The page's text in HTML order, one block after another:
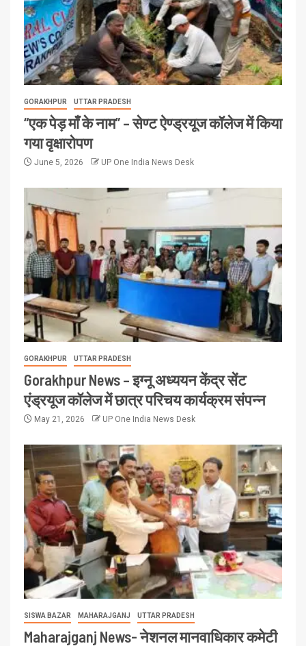
GORAKHPUR UTTAR PRADESH
“एक पेड़ माँ के नाम” – सेण्ट ऐण्ड्रयूज कॉलेज में किया
गया वृक्षारोपण
June 5, 2026 UP One India News Desk
GORAKHPUR UTTAR PRADESH
Gorakhpur News – इग्नू अध्ययन केंद्र सेंट
एंड्रयूज कॉलेज में छात्र परिचय कार्यक्रम संपन्न
May 21, 2026 UP One India News Desk
SISWA BAZAR MAHARAJGANJ UTTAR PRADESH
Maharajganj News- नेशनल मानवाधिकार कमेटी